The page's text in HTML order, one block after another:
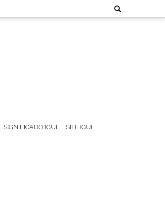
Search
for:
SIGNIFICADO IGUI SITE IGUI